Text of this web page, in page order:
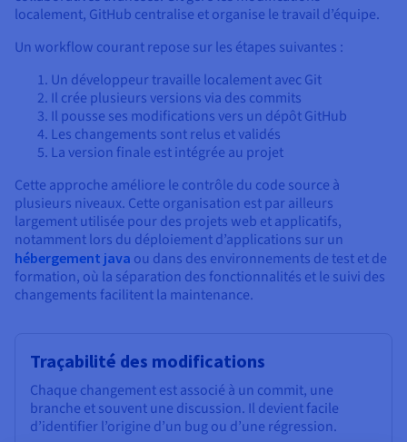
localement, GitHub centralise et organise le travail d’équipe.
Un workflow courant repose sur les étapes suivantes :
Un développeur travaille localement avec Git
Il crée plusieurs versions via des commits
Il pousse ses modifications vers un dépôt GitHub
Les changements sont relus et validés
La version finale est intégrée au projet
Cette approche améliore le contrôle du code source à
plusieurs niveaux. Cette organisation est par ailleurs
largement utilisée pour des projets web et applicatifs,
notamment lors du déploiement d’applications sur un
hébergement java ou dans des environnements de test et de
formation, où la séparation des fonctionnalités et le suivi des
changements facilitent la maintenance.
Traçabilité des modifications
Chaque changement est associé à un commit, une
branche et souvent une discussion. Il devient facile
d’identifier l’origine d’un bug ou d’une régression.